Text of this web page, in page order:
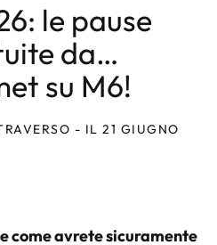
le pause
da…
su M6!
- IL 21 GIUGNO
come avrete sicuramente